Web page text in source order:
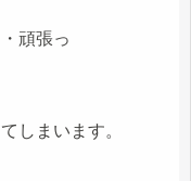
頑張っ
しまいます。